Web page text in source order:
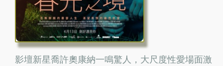
影壇新星喬許奧康納一鳴驚人，大尺度性愛場面激